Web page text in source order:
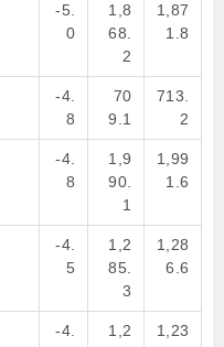
-5.
0
1,8
68.
2
1,87
1.8
-4.
8
70
9.1
713.
2
-4.
8
1,9
90.
1
1,99
1.6
-4.
5
1,2
85.
3
1,28
6.6
-4.
1,2
1,23